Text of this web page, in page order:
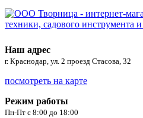
Наш адрес
г. Краснодар, ул. 2 проезд Стасова, 32
посмотреть на карте
Режим работы
Пн-Пт с 8:00 до 18:00